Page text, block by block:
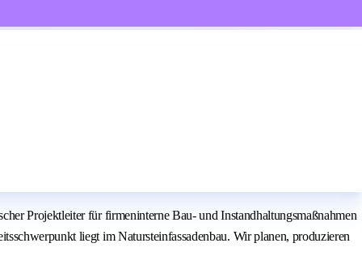
Projektleiter für firmeninterne Bau- und Instandhaltungsmaßnahmen
liegt im Natursteinfassadenbau. Wir planen, produzieren